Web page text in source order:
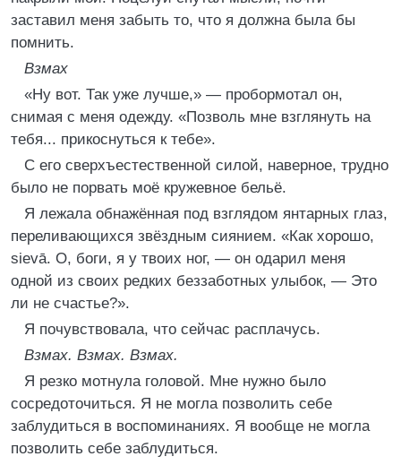
заставил меня забыть то, что я должна была бы
помнить.
Взмах
«Ну вот. Так уже лучше,» — пробормотал он,
снимая с меня одежду. «Позволь мне взглянуть на
тебя... прикоснуться к тебе».
С его сверхъестественной силой, наверное, трудно
было не порвать моё кружевное бельё.
Я лежала обнажённая под взглядом янтарных глаз,
переливающихся звёздным сиянием. «Как хорошо,
sievā. О, боги, я у твоих ног, — он одарил меня
одной из своих редких беззаботных улыбок, — Это
ли не счастье?».
Я почувствовала, что сейчас расплачусь.
Взмах. Взмах. Взмах.
Я резко мотнула головой. Мне нужно было
сосредоточиться. Я не могла позволить себе
заблудиться в воспоминаниях. Я вообще не могла
позволить себе заблудиться.